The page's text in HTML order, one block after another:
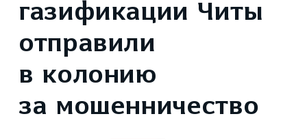
газификации Читы
отправили
в колонию
за мошенничество